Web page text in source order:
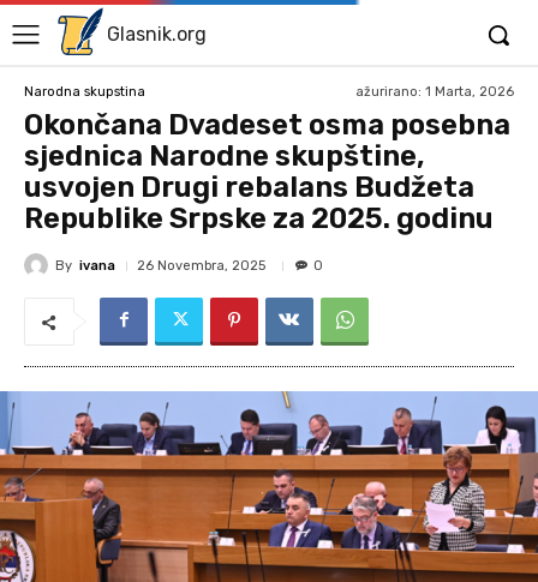
Glasnik.org
Narodna skupstina ažurirano: 1 Marta, 2026
Okončana Dvadeset osma posebna
sjednica Narodne skupštine,
usvojen Drugi rebalans Budžeta
Republike Srpske za 2025. godinu
By ivana 26 Novembra, 2025 0